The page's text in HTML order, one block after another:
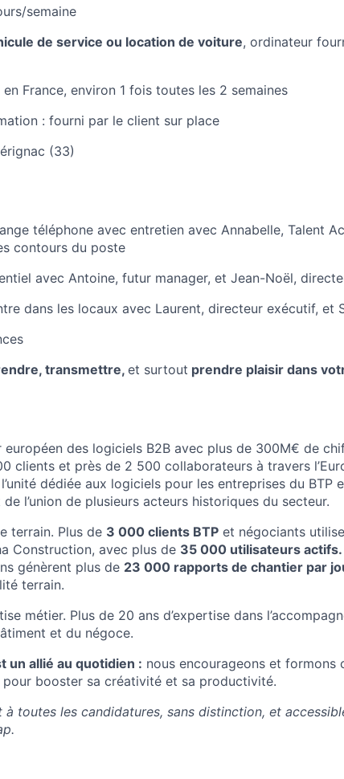
semaine
de service ou location de voiture, ordinateur
France, environ 1 fois toutes les 2 semaines
: fourni par le client sur place
(33)
téléphone avec entretien avec Annabelle, Talent
contours du poste
avec Antoine, futur manager, et Jean-Noël,
dans les locaux avec Laurent, directeur exécutif, et
transmettre,et surtout prendre plaisir dans
européen des logiciels B2B avec plus de 300M€ de
clients et près de 2 500 collaborateurs à travers
l’unité dédiée aux logiciels pour les entreprises du BTP
l’union de plusieurs acteurs historiques du secteur.
terrain. Plus de 3 000 clients BTP et négociants
Construction, avec plus de 35 000 utilisateurs actifs.
génèrent plus de 23 000 rapports de chantier par
terrain.
métier. Plus de 20 ans d’expertise dans
et du négoce.
un allié au quotidien : nous encourageons et formons
pour booster sa créativité et sa productivité.
toutes les candidatures, sans distinction, et